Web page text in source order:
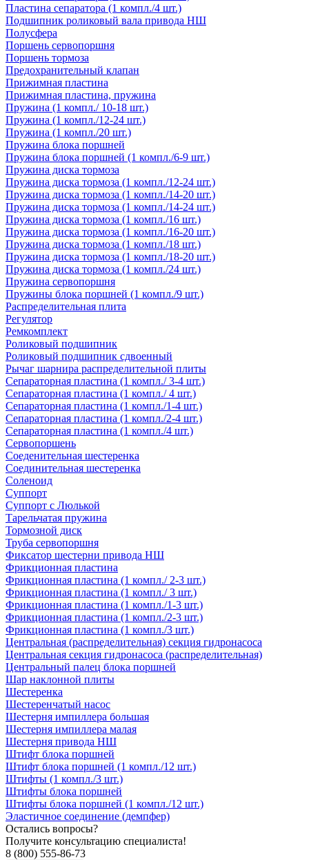
Пластина сепаратора (1 компл./4 шт.)
Подшипник роликовый вала привода НШ
Полусфера
Поршень сервопоршня
Поршень тормоза
Предохранительный клапан
Прижимная пластина
Прижимная пластина, пружина
Пружина (1 компл./ 10-18 шт.)
Пружина (1 компл./12-24 шт.)
Пружина (1 компл./20 шт.)
Пружина блока поршней
Пружина блока поршней (1 компл./6-9 шт.)
Пружина диска тормоза
Пружина диска тормоза (1 компл./12-24 шт.)
Пружина диска тормоза (1 компл./14-20 шт.)
Пружина диска тормоза (1 компл./14-24 шт.)
Пружина диска тормоза (1 компл./16 шт.)
Пружина диска тормоза (1 компл./16-20 шт.)
Пружина диска тормоза (1 компл./18 шт.)
Пружина диска тормоза (1 компл./18-20 шт.)
Пружина диска тормоза (1 компл./24 шт.)
Пружина сервопоршня
Пружины блока поршней (1 компл./9 шт.)
Распределительная плита
Регулятор
Ремкомплект
Роликовый подшипник
Роликовый подшипник сдвоенный
Рычаг шарнира распределительной плиты
Сепараторная пластина (1 компл./ 3-4 шт.)
Сепараторная пластина (1 компл./ 4 шт.)
Сепараторная пластина (1 компл./1-4 шт.)
Сепараторная пластина (1 компл./2-4 шт.)
Сепараторная пластина (1 компл./4 шт.)
Сервопоршень
Соеденительная шестеренка
Соединительная шестеренка
Соленоид
Суппорт
Суппорт с Люлькой
Тарельчатая пружина
Тормозной диск
Труба сервопоршня
Фиксатор шестерни привода НШ
Фрикционная пластина
Фрикционная пластина (1 компл./ 2-3 шт.)
Фрикционная пластина (1 компл./ 3 шт.)
Фрикционная пластина (1 компл./1-3 шт.)
Фрикционная пластина (1 компл./2-3 шт.)
Фрикционная пластина (1 компл./3 шт.)
Центральная (распределительная) секция гидронасоса
Центральная секция гидронасоса (распределительная)
Центральный палец блока поршней
Шар наклонной плиты
Шестеренка
Шестеренчатый насос
Шестерня импиллера большая
Шестерня импиллера малая
Шестерня привода НШ
Штифт блока поршней
Штифт блока поршней (1 компл./12 шт.)
Штифты (1 компл./3 шт.)
Штифты блока поршней
Штифты блока поршней (1 компл./12 шт.)
Эластичное соединение (демпфер)
Остались вопросы?
Получите консультацию специалиста!
8 (800) 555-86-73